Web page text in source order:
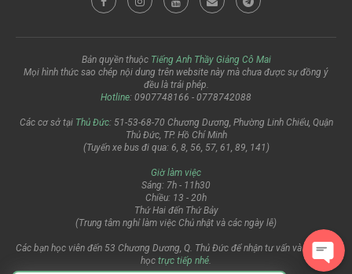
Bản quyền thuộc Tiếng Anh Thầy Giảng Cô Mai
Mọi hình thức sao chép nội dung trên website này mà chưa được sự đồng ý
đều là trái phép.
Hotline: 0907748166 - 0778742088
Các cơ sở tại Thủ Đức: 51-53-68-70 Chương Dương, Phường Linh Chiểu, Quận
Thủ Đức, TP. Hồ Chí Minh
(Tuyến xe bus đi qua: 6, 8, 56, 57, 61, 89, 141)
Giờ làm việc
Sáng: 7h - 11h30
Chiều: 13 - 20h
Thứ Hai đến Thứ Bảy
(Trung tâm nghỉ làm việc Chủ nhật và các ngày lễ)
Các bạn học viên đến 53 Chương Dương, Q. Thủ Đức để nhận tư vấn và đăng ký
học trực tiếp nhé.